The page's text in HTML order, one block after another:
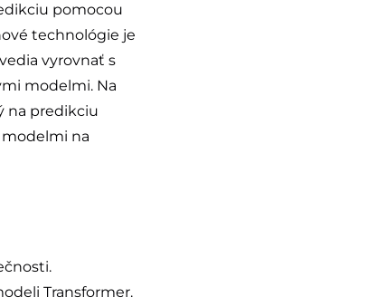
pomocou
technológie je
vyrovnať s
modelmi. Na
na predikciu
na
Transformer.